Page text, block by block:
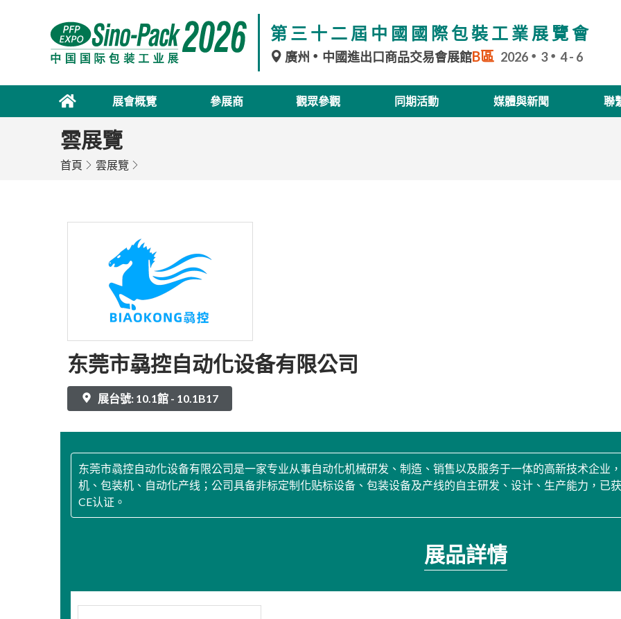
第三十二屆中國國際包裝工業展覽會
廣州 中國進出口商品交易會展館B區 2026 3 4 - 6
展會概覽 參展商 觀眾參觀 同期活動 媒體與新聞 聯
雲展覽
首頁 雲展覽
东莞市骉控自动化设备有限公司
展台號: 10.1館 - 10.1B17
东莞市骉控自动化设备有限公司是一家专业从事自动化机械研发、制造、销售以及服务于一体的高新技术企业
机、包装机、自动化产线；公司具备非标定制化贴标设备、包装设备及产线的自主研发、设计、生产能力，已
CE认证。
展品詳情